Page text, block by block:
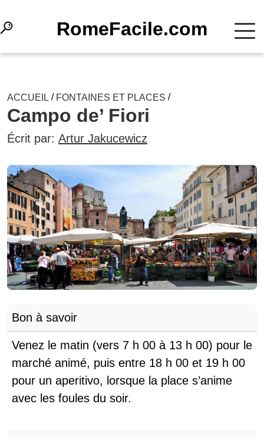
RomeFacile.com
ACCUEIL / FONTAINES ET PLACES /
Campo de’ Fiori
Écrit par: Artur Jakucewicz
Bon à savoir
Venez le matin (vers 7 h 00 à 13 h 00) pour le
marché animé, puis entre 18 h 00 et 19 h 00
pour un aperitivo, lorsque la place s’anime
avec les foules du soir.